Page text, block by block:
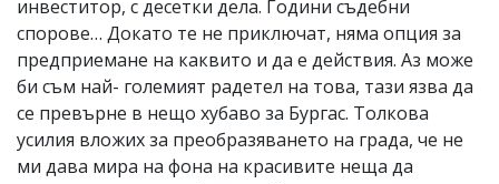
инвеститор, с десетки дела. Години съдебни
спорове… Докато те не приключат, няма опция за
предприемане на каквито и да е действия. Аз може
би съм най- големият радетел на това, тази язва да
се превърне в нещо хубаво за Бургас. Толкова
усилия вложих за преобразяването на града, че не
ми дава мира на фона на красивите неща да